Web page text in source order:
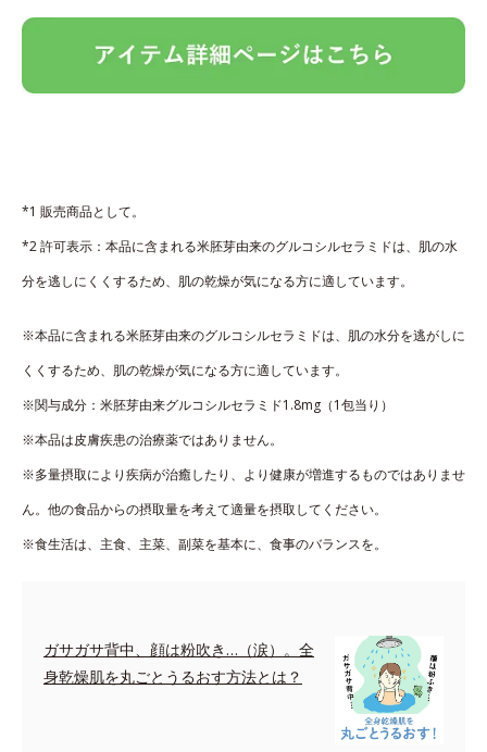
*1 販売商品として。
*2 許可表示：本品に含まれる米胚芽由来のグルコシルセラミドは、肌の水
分を逃しにくくするため、肌の乾燥が気になる方に適しています。
※本品に含まれる米胚芽由来のグルコシルセラミドは、肌の水分を逃がしに
くくするため、肌の乾燥が気になる方に適しています。
※関与成分：米胚芽由来グルコシルセラミド1.8mg（1包当り）
※本品は皮膚疾患の治療薬ではありません。
※多量摂取により疾病が治癒したり、より健康が増進するものではありませ
ん。他の食品からの摂取量を考えて適量を摂取してください。
※食生活は、主食、主菜、副菜を基本に、食事のバランスを。
ガサガサ背中、顔は粉吹き…（涙）。全
身乾燥肌を丸ごとうるおす方法とは？